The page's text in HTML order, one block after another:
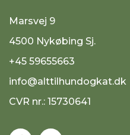
Marsvej 9
4500 Nykøbing Sj.
+45 59655663
info@alttilhundogkat.dk
CVR nr.: 15730641